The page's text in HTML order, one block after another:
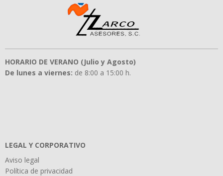
HORARIO DE VERANO (Julio y Agosto)
De lunes a viernes: de 8:00 a 15:00 h.
LEGAL Y CORPORATIVO
Aviso legal
Política de privacidad